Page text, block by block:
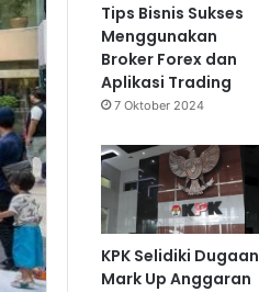
Tips Bisnis Sukses
Menggunakan
Broker Forex dan
Aplikasi Trading
7 Oktober 2024
KPK Selidiki Dugaan
Mark Up Anggaran